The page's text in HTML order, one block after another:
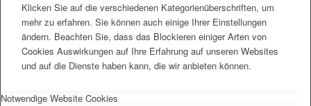
Klicken Sie auf die verschiedenen Kategorienüberschriften, um
mehr zu erfahren. Sie können auch einige Ihrer Einstellungen
ändern. Beachten Sie, dass das Blockieren einiger Arten von
Cookies Auswirkungen auf Ihre Erfahrung auf unseren Websites
und auf die Dienste haben kann, die wir anbieten können.
Notwendige Website Cookies